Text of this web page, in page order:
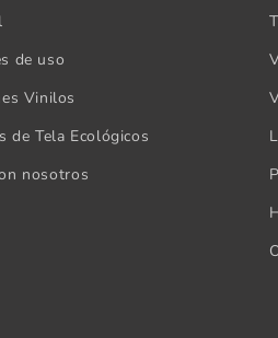
de uso
Vinilos
de Tela Ecológicos
nosotros